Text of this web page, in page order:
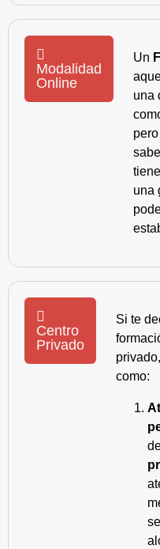
Modalidad
Online
Un
una
una
Centro
Privado
Si te
como: